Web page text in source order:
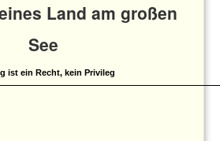
Galerie
Land am großen
See
ist ein Recht, kein Privileg